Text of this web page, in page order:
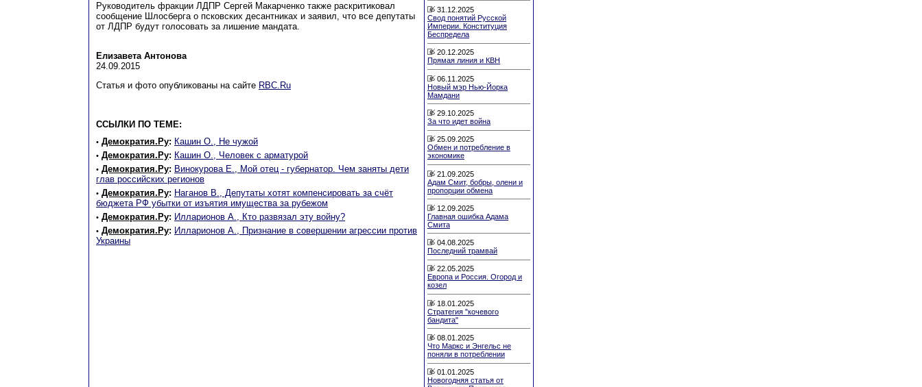
Руководитель фракции ЛДПР Сергей Макарченко также раскритиковал
сообщение Шлосберга о псковских десантниках и заявил, что все депутаты
от ЛДПР будут голосовать за лишение мандата.
Елизавета Антонова
24.09.2015
Статья и фото опубликованы на сайте RBC.Ru
ССЫЛКИ ПО ТЕМЕ:
• Демократия.Ру: Кашин О., Не чужой
• Демократия.Ру: Кашин О., Человек с арматурой
• Демократия.Ру: Винокурова Е., Мой отец - губернатор. Чем заняты дети
глав российских регионов
• Демократия.Ру: Наганов В., Депутаты хотят компенсировать за счёт
бюджета РФ убытки от изъятия имущества за рубежом
• Демократия.Ру: Илларионов А., Кто развязал эту войну?
• Демократия.Ру: Илларионов А., Признание в совершении агресcии против
Украины
31.12.2025
Свод понятий Русской
Империи. Конституция
Беспредела
20.12.2025
Прямая линия и КВН
06.11.2025
Новый мэр Нью-Йорка
Мамдани
29.10.2025
За что идет война
25.09.2025
Обмен и потребление в
экономике
21.09.2025
Адам Смит, бобры, олени и
пропорции обмена
12.09.2025
Главная ошибка Адама
Смита
04.08.2025
Последний трамвай
22.05.2025
Европа и Россия. Огород и
козел
18.01.2025
Стратегия "кочевого
бандита"
08.01.2025
Что Маркс и Энгельс не
поняли в потреблении
01.01.2025
Новогодняя статья от